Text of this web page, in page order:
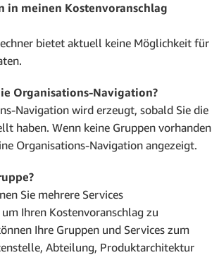
in meinen Kostenvoranschlag
bietet aktuell keine Möglichkeit für
Organisations-Navigation?
Navigation wird erzeugt, sobald Sie die
haben. Wenn keine Gruppen vorhanden
Organisations-Navigation angezeigt.
Sie mehrere Services
Ihren Kostenvoranschlag zu
Ihre Gruppen und Services zum
Abteilung, Produktarchitektur